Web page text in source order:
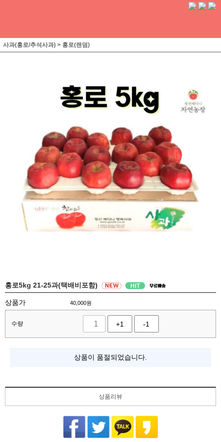
사과(홍로/추석사과) > 홍로(랜덤)
홍로5kg 21-25과(택배비포함)
상품가 40,000원
수량 +1 -1
상품이 품절되었습니다.
상품리뷰